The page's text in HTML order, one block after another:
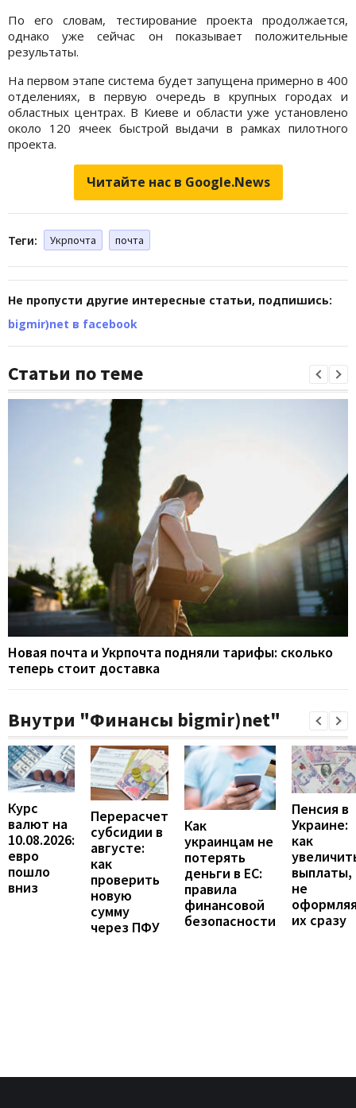
По его словам, тестирование проекта продолжается,
однако уже сейчас он показывает положительные
результаты.
На первом этапе система будет запущена примерно в 400
отделениях, в первую очередь в крупных городах и
областных центрах. В Киеве и области уже установлено
около 120 ячеек быстрой выдачи в рамках пилотного
проекта.
Читайте нас в Google.News
Теги: Укрпочта почта
Не пропусти другие интересные статьи, подпишись:
bigmir)net в facebook
Статьи по теме
Новая почта и Укрпочта подняли тарифы: сколько
теперь стоит доставка
Внутри "Финансы bigmir)net"
Курс
валют на
10.08.2026:
евро
пошло
вниз
Перерасчет
субсидии в
августе:
как
проверить
новую
сумму
через ПФУ
Как
украинцам не
потерять
деньги в ЕС:
правила
финансовой
безопасности
Пенсия в
Украине:
как
выплаты,
не
их сразу